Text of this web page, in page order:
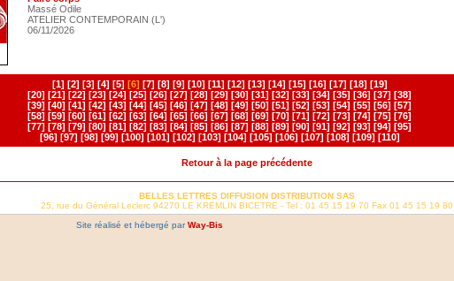
Massé Odile
ATELIER CONTEMPORAIN (L')
06/11/2026
[1] [2] [3] [4] [5] [6] [7] [8] [9] [10] [11] [12] [13] [14] [15] [16] [17] [18] [19]
[20] [21] [22] [23] [24] [25] [26] [27] [28] [29] [30] [31] [32] [33] [34] [35] [36] [37] [38]
[39] [40] [41] [42] [43] [44] [45] [46] [47] [48] [49] [50] [51] [52] [53] [54] [55] [56] [57]
[58] [59] [60] [61] [62] [63] [64] [65] [66] [67] [68] [69] [70] [71] [72] [73] [74] [75] [76]
[77] [78] [79] [80] [81] [82] [83] [84] [85] [86] [87] [88] [89] [90] [91] [92] [93] [94] [95]
[96] [97] [98] [99] [100] [101] [102] [103] [104] [105] [106] [107] [108] [109] [110]
Retour à la page précédente
BELLES LETTRES DIFFUSION DISTRIBUTION SAS
25, rue du Général Leclerc 94270 LE KREMLIN BICETRE - Tel : 01 45 15 19 70 Fax 01 45 15 19 80
Site réalisé et hébergé parWay-Bis